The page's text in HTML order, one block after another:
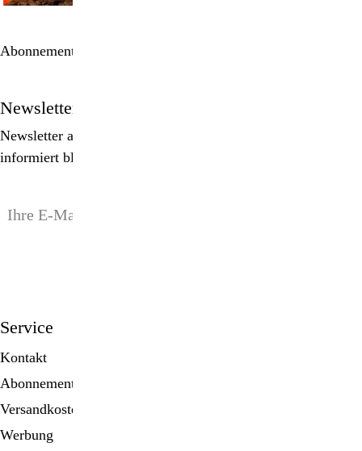
Abonnement bestellen
Newsletter
Newsletter abonnieren, Spezialangebote erhalten und
informiert bleiben!
Service
Kontakt
Abonnement
Versandkosten
Werbung